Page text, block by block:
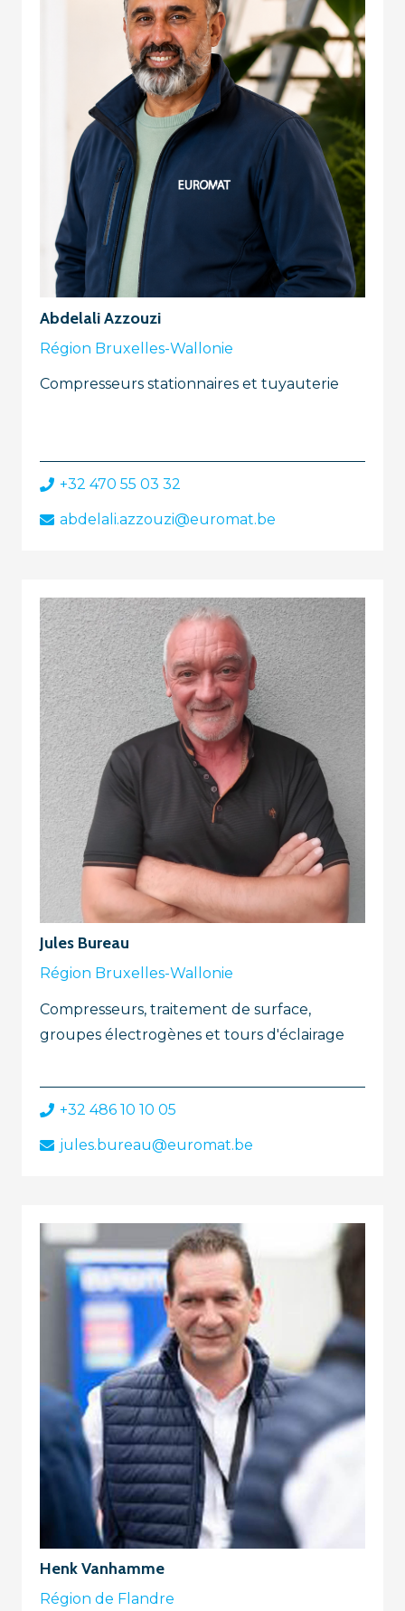
Abdelali Azzouzi
Région Bruxelles-Wallonie
Compresseurs stationnaires et tuyauterie
+32 470 55 03 32
abdelali.azzouzi@euromat.be
Jules Bureau
Région Bruxelles-Wallonie
Compresseurs, traitement de surface,
groupes électrogènes et tours d'éclairage
+32 486 10 10 05
jules.bureau@euromat.be
Henk Vanhamme
Région de Flandre